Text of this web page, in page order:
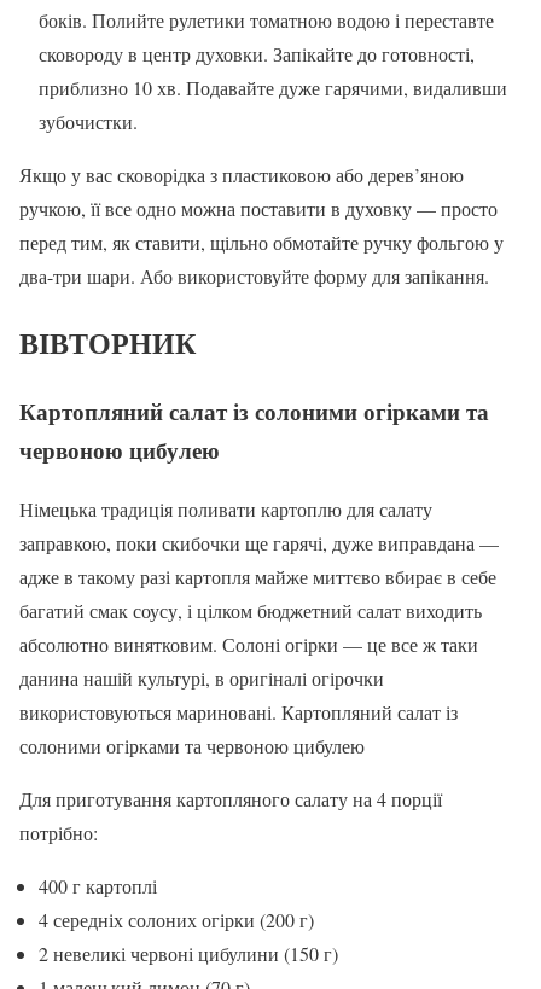
боків. Полийте рулетики томатною водою і переставте
сковороду в центр духовки. Запікайте до готовності,
приблизно 10 хв. Подавайте дуже гарячими, видаливши
зубочистки.
Якщо у вас сковорідка з пластиковою або дерев’яною
ручкою, її все одно можна поставити в духовку — просто
перед тим, як ставити, щільно обмотайте ручку фольгою у
два-три шари. Або використовуйте форму для запікання.
ВІВТОРНИК
Картопляний салат із солоними огірками та
червоною цибулею
Німецька традиція поливати картоплю для салату
заправкою, поки скибочки ще гарячі, дуже виправдана —
адже в такому разі картопля майже миттєво вбирає в себе
багатий смак соусу, і цілком бюджетний салат виходить
абсолютно винятковим. Солоні огірки — це все ж таки
данина нашій культурі, в оригіналі огірочки
використовуються мариновані. Картопляний салат із
солоними огірками та червоною цибулею
Для приготування картопляного салату на 4 порції
потрібно:
400 г картоплі
4 середніх солоних огірки (200 г)
2 невеликі червоні цибулини (150 г)